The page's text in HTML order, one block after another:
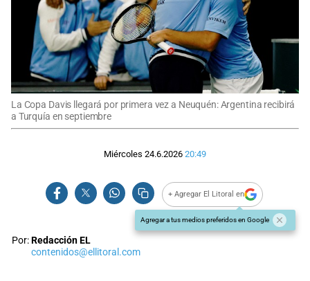
La Copa Davis llegará por primera vez a Neuquén: Argentina recibirá
a Turquía en septiembre
Miércoles 24.6.2026 20:49
+ Agregar El Litoral en
Agregar a tus medios preferidos en Google
Por:Redacción EL
contenidos@ellitoral.com